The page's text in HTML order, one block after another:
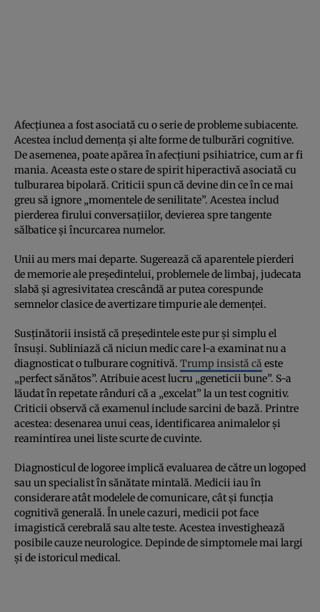
Afecțiunea a fost asociată cu o serie de probleme subiacente.
Acestea includ demența și alte forme de tulburări cognitive.
De asemenea, poate apărea în afecțiuni psihiatrice, cum ar fi
mania. Aceasta este o stare de spirit hiperactivă asociată cu
tulburarea bipolară. Criticii spun că devine din ce în ce mai
greu să ignore „momentele de senilitate”. Acestea includ
pierderea firului conversațiilor, devierea spre tangente
sălbatice și încurcarea numelor.
Unii au mers mai departe. Sugerează că aparentele pierderi
de memorie ale președintelui, problemele de limbaj, judecata
slabă și agresivitatea crescândă ar putea corespunde
semnelor clasice de avertizare timpurie ale demenței.
Susținătorii insistă că președintele este pur și simplu el
însuși. Subliniază că niciun medic care l-a examinat nu a
diagnosticat o tulburare cognitivă. Trump insistă că este
„perfect sănătos”. Atribuie acest lucru „geneticii bune”. S-a
lăudat în repetate rânduri că a „excelat” la un test cognitiv.
Criticii observă că examenul include sarcini de bază. Printre
acestea: desenarea unui ceas, identificarea animalelor și
reamintirea unei liste scurte de cuvinte.
Diagnosticul de logoree implică evaluarea de către un logoped
sau un specialist în sănătate mintală. Medicii iau în
considerare atât modelele de comunicare, cât și funcția
cognitivă generală. În unele cazuri, medicii pot face
imagistică cerebrală sau alte teste. Acestea investighează
posibile cauze neurologice. Depinde de simptomele mai largi
și de istoricul medical.